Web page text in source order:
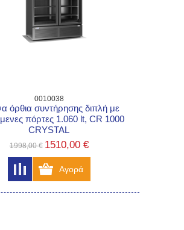
0010038
όρθια συντήρησης διπλή με
πόρτες 1.060 lt, CR 1000
CRYSTAL
1998,00 € 1510,00 €